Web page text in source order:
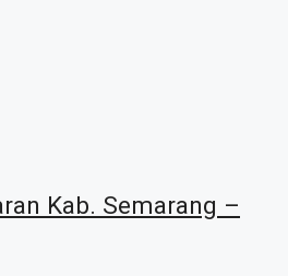
Kab. Semarang –